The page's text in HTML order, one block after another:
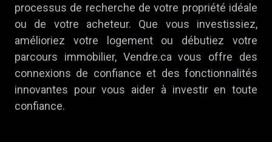
processus de recherche de votre propriété idéale
ou de votre acheteur. Que vous investissiez,
amélioriez votre logement ou débutiez votre
parcours immobilier, Vendre.ca vous offre des
connexions de confiance et des fonctionnalités
innovantes pour vous aider à investir en toute
confiance.